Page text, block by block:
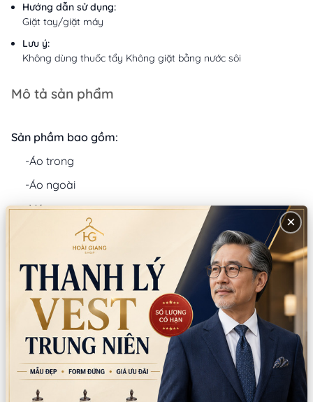
Hướng dẫn sử dụng:
Giặt tay/giặt máy
Lưu ý:
Không dùng thuốc tẩy Không giặt bằng nước sôi
Mô tả sản phẩm
Sản phầm bao gồm:
-Áo trong
-Áo ngoài
-Váy
-Khăn choàng tay
×